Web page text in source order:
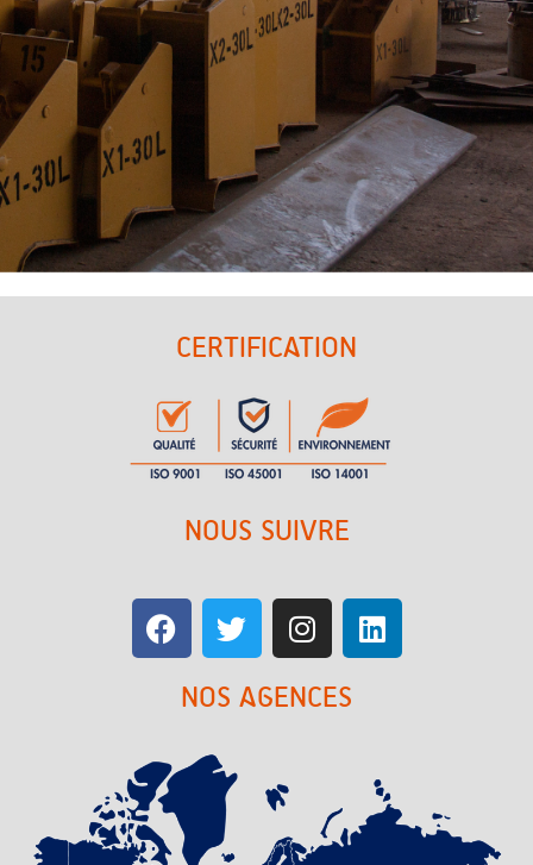
CERTIFICATION
NOUS SUIVRE
NOS AGENCES